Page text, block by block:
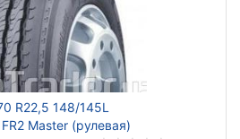
R22,5 148/145L
Master (рулевая)